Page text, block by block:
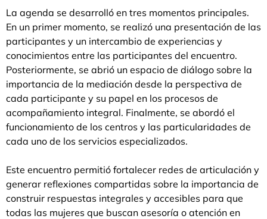
La agenda se desarrolló en tres momentos principales.
En un primer momento, se realizó una presentación de las
participantes y un intercambio de experiencias y
conocimientos entre las participantes del encuentro.
Posteriormente, se abrió un espacio de diálogo sobre la
importancia de la mediación desde la perspectiva de
cada participante y su papel en los procesos de
acompañamiento integral. Finalmente, se abordó el
funcionamiento de los centros y las particularidades de
cada uno de los servicios especializados.
Este encuentro permitió fortalecer redes de articulación y
generar reflexiones compartidas sobre la importancia de
construir respuestas integrales y accesibles para que
todas las mujeres que buscan asesoría o atención en